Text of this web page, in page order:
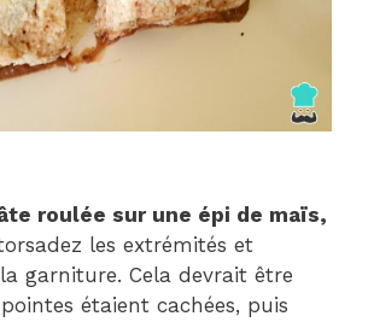
roulée sur une épi de maïs,
les extrémités et
garniture. Cela devrait être
étaient cachées, puis